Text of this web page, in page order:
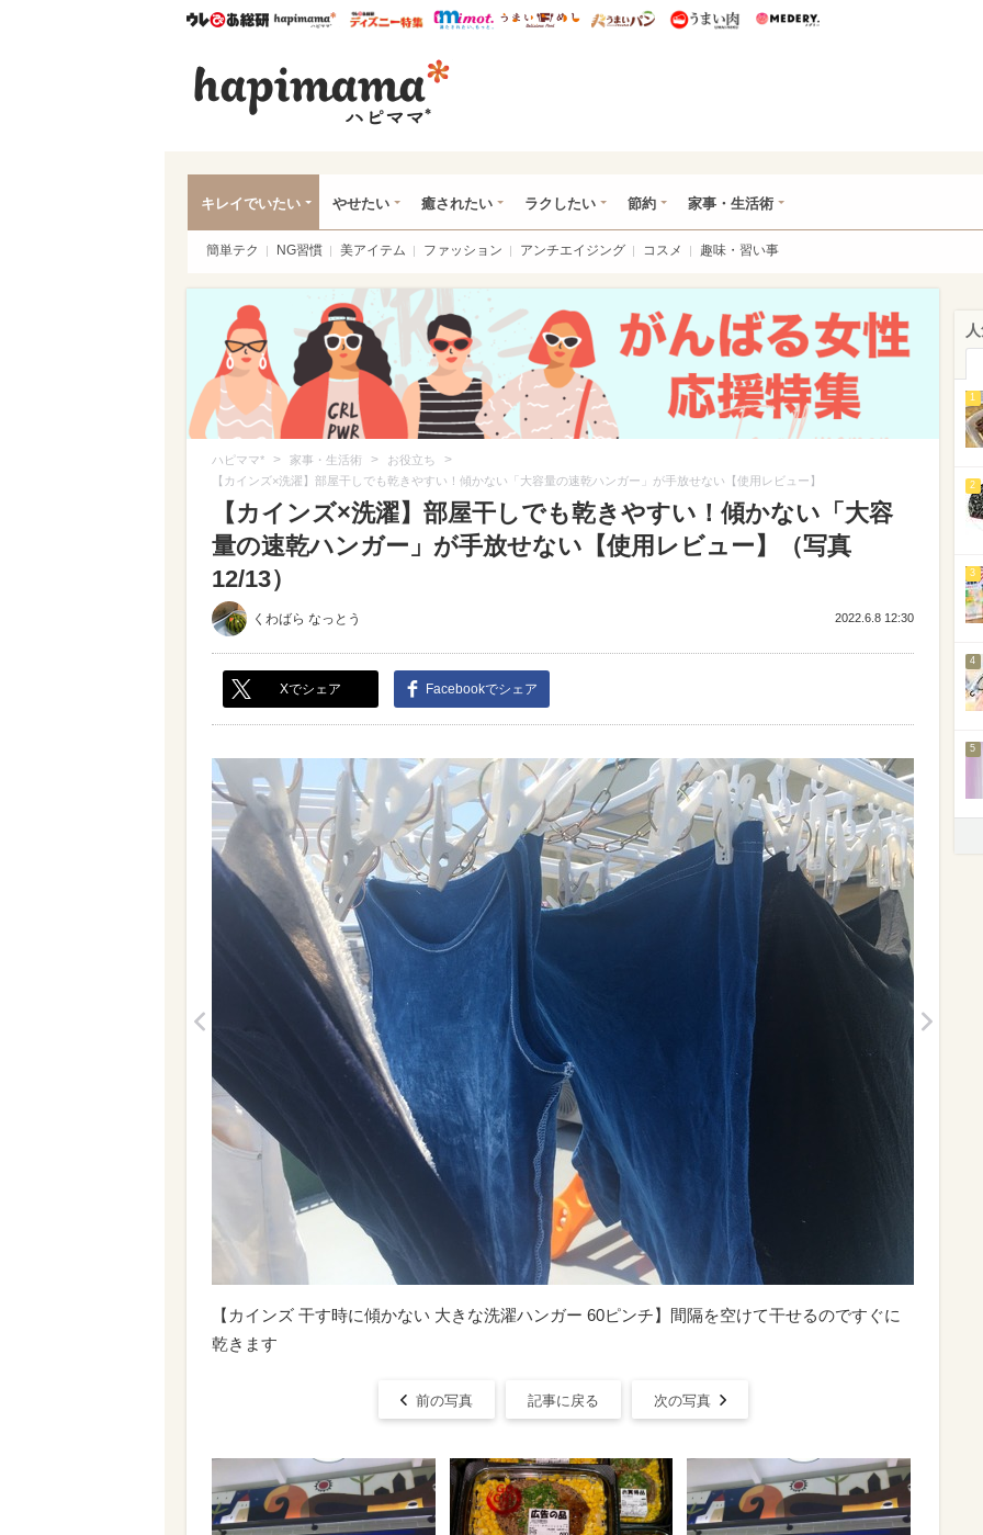
ウレぴあ総研ハピママ* ウレぴあ総研 ディズニー特集
mimot. うまいめし うまいパン うまい肉
キレイでいたい やせたい 癒されたい ラクしたい 節約 家事・生活術
簡単テク NG習慣 美アイテム ファッション アンチエイジング コスメ 趣味・習い事
ハピママ* > 家事・生活術 > お役立ち >
【カインズ×洗濯】部屋干しでも乾きやすい！傾かない「大容量の速乾ハンガー」が手放せない【使用レビュー】
【カインズ×洗濯】部屋干しでも乾きやすい！傾かない「大容
量の速乾ハンガー」が手放せない【使用レビュー】（写真
12/13）
くわばら なっとう 2022.6.8 12:30
Xでシェア Facebookでシェア
【カインズ 干す時に傾かない 大きな洗濯ハンガー 60ピンチ】間隔を空けて干せるのですぐに
乾きます
前の写真 記事に戻る 次の写真
1
2
3
4
5